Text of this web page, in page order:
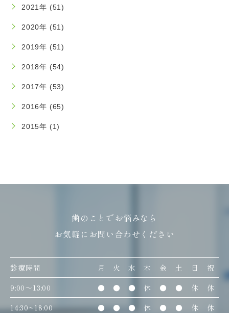
2021年 (51)
2020年 (51)
2019年 (51)
2018年 (54)
2017年 (53)
2016年 (65)
2015年 (1)
歯のことでお悩みなら
お気軽にお問い合わせください
診療時間 月 火 水 木 金 土 日
祝
9:00〜13:00
● ● ● 休 ● ● 休
休
14:30~18:00
● ● ● 休 ● ● 休 休